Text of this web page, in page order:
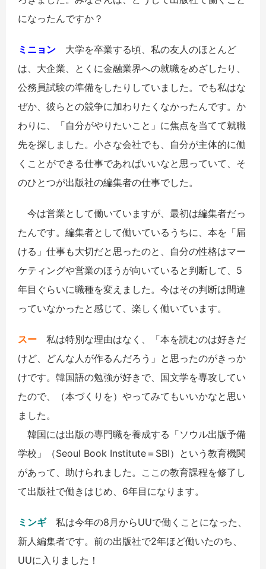
になったんですか？
ミニョン 大学を卒業する頃、私の友人のほとんど
は、大企業、とくに金融業界への就職をめざしたり、
公務員試験の準備をしたりしていました。でも私はな
ぜか、彼らとの競争に加わりたくなかったんです。か
わりに、「自分がやりたいこと」に焦点を当てて就職
先を探しました。小さな会社でも、自分が主体的に働
くことができる仕事であればいいなと思っていて、そ
のひとつが出版社の編集者の仕事でした。
今は営業として働いていますが、最初は編集者だっ
たんです。編集者として働いているうちに、本を「届
ける」仕事も大切だと思ったのと、自分の性格はマー
ケティングや営業のほうが向いていると判断して、5
年目ぐらいに職種を変えました。今はその判断は間違
っていなかったと感じて、楽しく働いています。
スー 私は特別な理由はなく、「本を読むのは好きだ
けど、どんな人が作るんだろう」と思ったのがきっか
けです。韓国語の勉強が好きで、国文学を専攻してい
たので、（本づくりを）やってみてもいいかなと思い
ました。
韓国には出版の専門職を養成する「ソウル出版予備
学校」（Seoul Book Institute＝SBI）という教育機関
があって、助けられました。ここの教育課程を修了し
て出版社で働きはじめ、6年目になります。
ミンギ私は今年の8月からUUで働くことになった、
新人編集者です。前の出版社で2年ほど働いたのち、
UUに入りました！